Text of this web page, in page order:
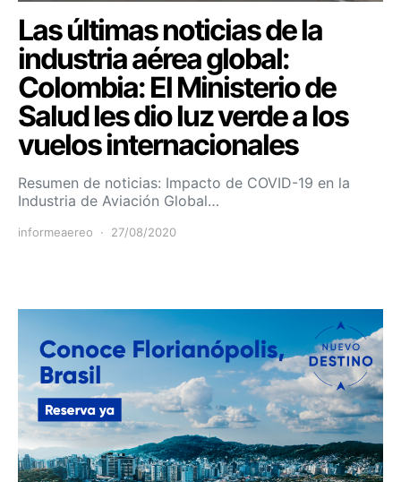
Las últimas noticias de la
industria aérea global:
Colombia: El Ministerio de
Salud les dio luz verde a los
vuelos internacionales
Resumen de noticias: Impacto de COVID-19 en la
Industria de Aviación Global…
informeaereo 27/08/2020